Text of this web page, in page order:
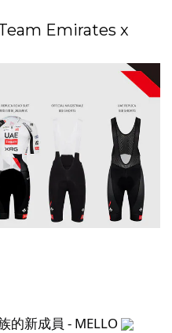
Emirates x
的新成員 - MELLO